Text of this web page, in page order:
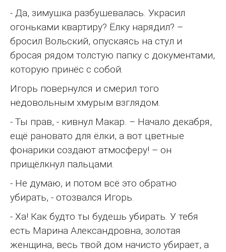
- Да, зимушка разбушевалась. Украсил
огоньками квартиру? Ёлку нарядил? –
бросил Вольский, опускаясь на стул и
бросая рядом толстую папку с документами,
которую принёс с собой.
Игорь повернулся и смерил того
недовольным хмурым взглядом.
- Ты прав, - кивнул Макар. – Начало декабря,
ещё рановато для ёлки, а вот цветные
фонарики создают атмосферу! – он
прищёлкнул пальцами.
- Не думаю, и потом всё это обратно
убирать, - отозвался Игорь.
- Ха! Как будто ты будешь убирать. У тебя
есть Марина Александровна, золотая
женщина, весь твой дом начисто убирает, а